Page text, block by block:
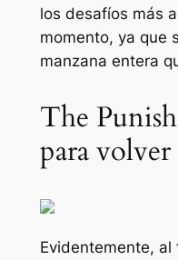
los desafíos más
momento, ya que
manzana entera
The
para volver
Evidentemente, al